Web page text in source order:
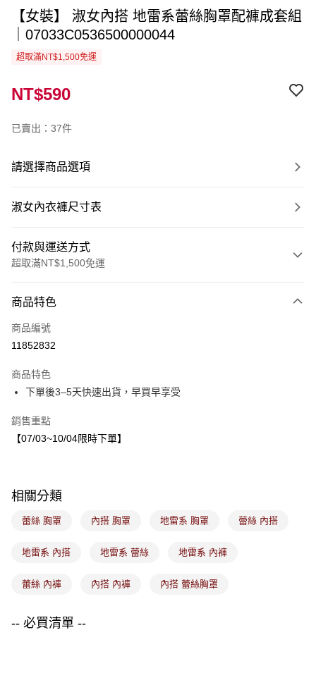
【女裝】 淑女內搭 地雷系蕾絲胸罩配褲成套組
｜07033C0536500000044
超取滿NT$1,500免運
NT$590
已賣出：37件
請選擇商品選項
淑女內衣褲尺寸表
付款與運送方式
超取滿NT$1,500免運
信用卡一次付款
LINE Pay
街口支付
悠遊付
每筆NT$80，滿NT$1,500(含以上)免運費
付款後7-11取貨
每筆NT$80，滿NT$1,500(含以上)免運費
商品特色
商品編號
11852832
商品特色
下單後3–5天快速出貨，早買早享受
銷售重點
【07/03~10/04限時下單】
相關分類
蕾絲 胸罩 內搭 胸罩 地雷系 胸罩 蕾絲 內搭
地雷系 內搭 地雷系 蕾絲 地雷系 內褲
蕾絲 內褲 內搭 內褲 內搭 蕾絲胸罩
-- 必買清單 --